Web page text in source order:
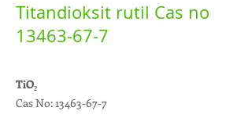
Titandioksit rutil Cas no
13463-67-7
TiO₂
Cas No:13463-67-7